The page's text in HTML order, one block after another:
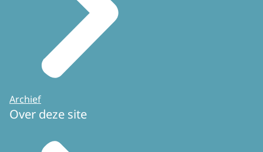
Archief
Over deze site